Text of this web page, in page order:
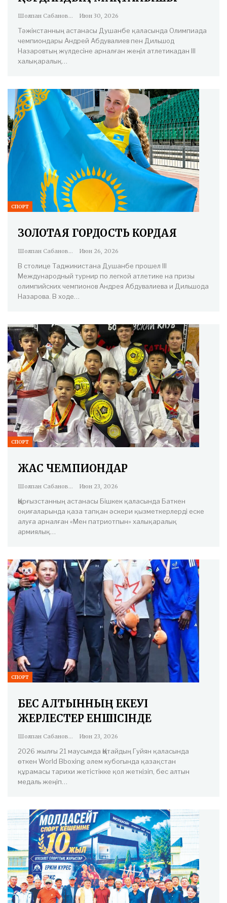
Шолпан Сабанова Июн 30, 2026
Тәжікстанның астанасы Душанбе қаласында Олимпиада
чемпиондары Андрей Абдувалиев пен Дильшод
Назаровтың жүлдесіне арналған жеңіл атлетикадан III
халықаралық…
СПОРТ
ЗОЛОТАЯ ГОРДОСТЬ КОРДАЯ
Шолпан Сабанова Июн 26, 2026
В столице Таджикистана Душанбе прошел III
Международный турнир по легкой атлетике на призы
олимпийских чемпионов Андрея Абдувалиева и Дильшода
Назарова. В ходе…
СПОРТ
ЖАС ЧЕМПИОНДАР
Шолпан Сабанова Июн 23, 2026
Қырғызстанның астанасы Бішкек қаласында Баткен
оқиғаларында қаза тапқан әскери қызметкерлерді еске
алуға арналған «Мен патриотпын» халықаралық
армиялық…
СПОРТ
БЕС АЛТЫННЫҢ ЕКЕУІ
ЖЕРЛЕСТЕР ЕНШІСІНДЕ
Шолпан Сабанова Июн 23, 2026
2026 жылғы 21 маусымда Қытайдың Гуйян қаласында
өткен World Bboxing әлем кубогында қазақстан
құрамасы тарихи жетістікке қол жеткізіп, бес алтын
медаль жеңіп…